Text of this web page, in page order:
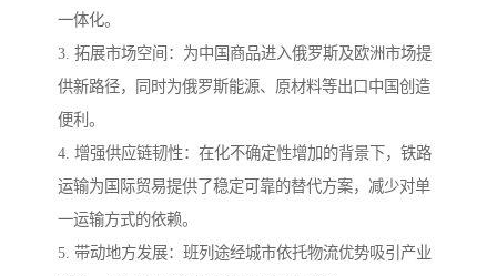
一体化。
3. 拓展市场空间：为中国商品进入俄罗斯及欧洲市场提
供新路径，同时为俄罗斯能源、原材料等出口中国创造
便利。
4. 增强供应链韧性：在化不确定性增加的背景下，铁路
运输为国际贸易提供了稳定可靠的替代方案，减少对单
一运输方式的依赖。
5. 带动地方发展：班列途经城市依托物流优势吸引产业